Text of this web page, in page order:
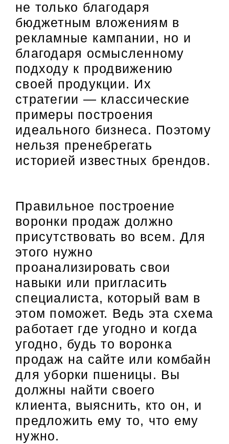
не только благодаря
бюджетным вложениям в
рекламные кампании, но и
благодаря осмысленному
подходу к продвижению
своей продукции. Их
стратегии — классические
примеры построения
идеального бизнеса. Поэтому
нельзя пренебрегать
историей известных брендов.
Правильное построение
воронки продаж должно
присутствовать во всем. Для
этого нужно
проанализировать свои
навыки или пригласить
специалиста, который вам в
этом поможет. Ведь эта схема
работает где угодно и когда
угодно, будь то воронка
продаж на сайте или комбайн
для уборки пшеницы. Вы
должны найти своего
клиента, выяснить, кто он, и
предложить ему то, что ему
нужно.